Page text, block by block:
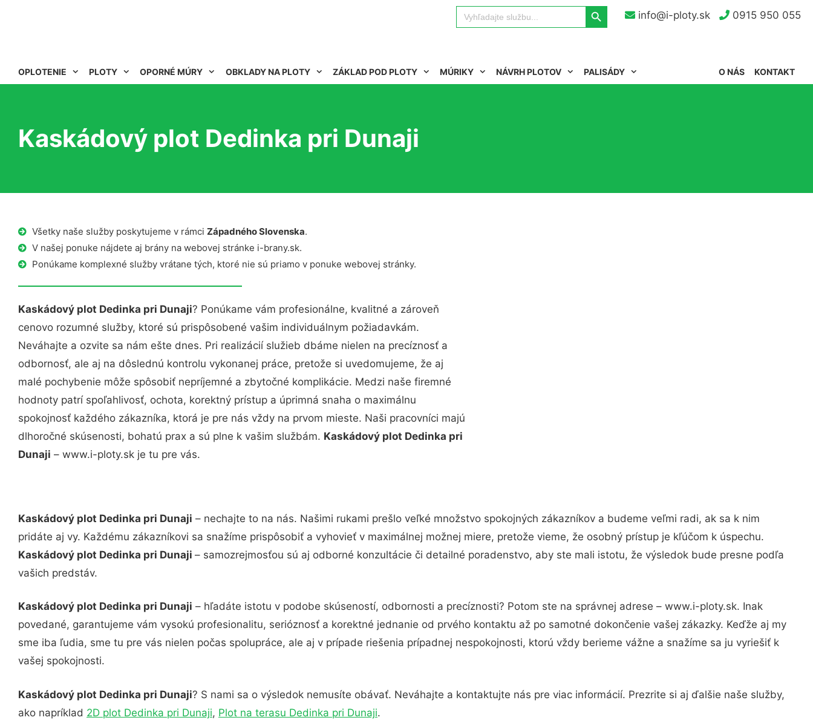
info@i-ploty.sk 0915 950 055
Search
for:
Search Button
OPLOTENIE PLOTY OPORNÉ MÚRY OBKLADY NA PLOTY ZÁKLAD POD PLOTY MÚRIKY NÁVRH PLOTOV PALISÁDY KONTAKT
O NÁS
Kaskádový plot Dedinka pri Dunaji
Všetky naše služby poskytujeme v rámci Západného Slovenska.
V našej ponuke nájdete aj brány na webovej stránke i-brany.sk.
Ponúkame komplexné služby vrátane tých, ktoré nie sú priamo v ponuke webovej stránky.
Kaskádový plot Dedinka pri Dunaji? Ponúkame vám profesionálne, kvalitné a zároveň
cenovo rozumné služby, ktoré sú prispôsobené vašim individuálnym požiadavkám.
Neváhajte a ozvite sa nám ešte dnes. Pri realizácií služieb dbáme nielen na precíznosť a
odbornosť, ale aj na dôslednú kontrolu vykonanej práce, pretože si uvedomujeme, že aj
malé pochybenie môže spôsobiť nepríjemné a zbytočné komplikácie. Medzi naše firemné
hodnoty patrí spoľahlivosť, ochota, korektný prístup a úprimná snaha o maximálnu
spokojnosť každého zákazníka, ktorá je pre nás vždy na prvom mieste. Naši pracovníci majú
dlhoročné skúsenosti, bohatú prax a sú plne k vašim službám. Kaskádový plot Dedinka pri
Dunaji – www.i-ploty.sk je tu pre vás.
Kaskádový plot Dedinka pri Dunaji – nechajte to na nás. Našimi rukami prešlo veľké množstvo spokojných zákazníkov a budeme veľmi radi, ak sa k nim
pridáte aj vy. Každému zákazníkovi sa snažíme prispôsobiť a vyhovieť v maximálnej možnej miere, pretože vieme, že osobný prístup je kľúčom k úspechu.
Kaskádový plot Dedinka pri Dunaji – samozrejmosťou sú aj odborné konzultácie či detailné poradenstvo, aby ste mali istotu, že výsledok bude presne podľa
vašich predstáv.
Kaskádový plot Dedinka pri Dunaji – hľadáte istotu v podobe skúseností, odbornosti a precíznosti? Potom ste na správnej adrese – www.i-ploty.sk. Inak
povedané, garantujeme vám vysokú profesionalitu, serióznosť a korektné jednanie od prvého kontaktu až po samotné dokončenie vašej zákazky. Keďže aj my
sme iba ľudia, sme tu pre vás nielen počas spolupráce, ale aj v prípade riešenia prípadnej nespokojnosti, ktorú vždy berieme vážne a snažíme sa ju vyriešiť k
vašej spokojnosti.
Kaskádový plot Dedinka pri Dunaji? S nami sa o výsledok nemusíte obávať. Neváhajte a kontaktujte nás pre viac informácií. Prezrite si aj ďalšie naše služby,
ako napríklad 2D plot Dedinka pri Dunaji, Plot na terasu Dedinka pri Dunaji.